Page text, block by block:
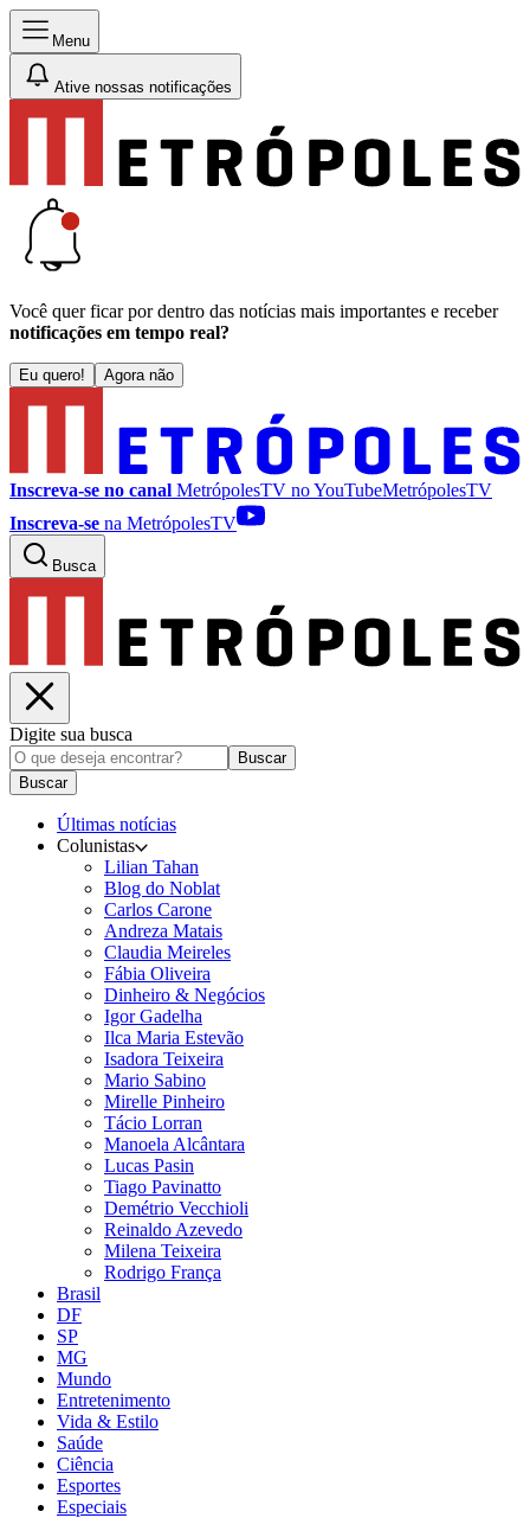
Menu
Ative nossas notificações
Você quer ficar por dentro das notícias mais importantes e receber
notificações em tempo real?
Eu quero! Agora não
Inscreva-se no canal MetrópolesTV noYouTubeMetrópolesTV
Inscreva-se na MetrópolesTV
Busca
Digite sua busca
Buscar
Buscar
Últimas notícias
Colunistas
Lilian Tahan
Blog do Noblat
Carlos Carone
Andreza Matais
Claudia Meireles
Fábia Oliveira
Dinheiro & Negócios
Igor Gadelha
Ilca Maria Estevão
Isadora Teixeira
Mario Sabino
Mirelle Pinheiro
Tácio Lorran
Manoela Alcântara
Lucas Pasin
Tiago Pavinatto
Demétrio Vecchioli
Reinaldo Azevedo
Milena Teixeira
Rodrigo França
Brasil
DF
SP
MG
Mundo
Entretenimento
Vida & Estilo
Saúde
Ciência
Esportes
Especiais